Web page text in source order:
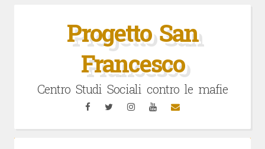
Progetto San
Francesco
Centro Studi Sociali contro le mafie
FacebookTwitterInstagramYouTubeEmail